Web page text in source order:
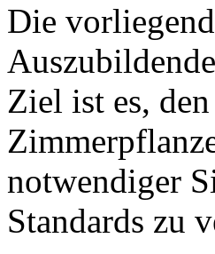
Die
Ziel ist es,
notwendiger
Standards zu